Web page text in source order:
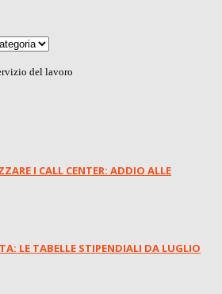
del lavoro
I CALL CENTER: ADDIO ALLE
LE TABELLE STIPENDIALI DA LUGLIO